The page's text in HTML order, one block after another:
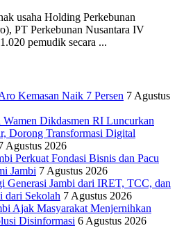
usaha Holding Perkebunan
PT Perkebunan Nusantara IV
pemudik secara ...
Kemasan Naik 7 Persen 7 Agustus
Wamen Dikdasmen RI Luncurkan
Dorong Transformasi Digital
Agustus 2026
Perkuat Fondasi Bisnis dan Pacu
Jambi 7 Agustus 2026
Generasi Jambi dari IRET, TCC, dan
dari Sekolah 7 Agustus 2026
Ajak Masyarakat Menjernihkan
Disinformasi 6 Agustus 2026